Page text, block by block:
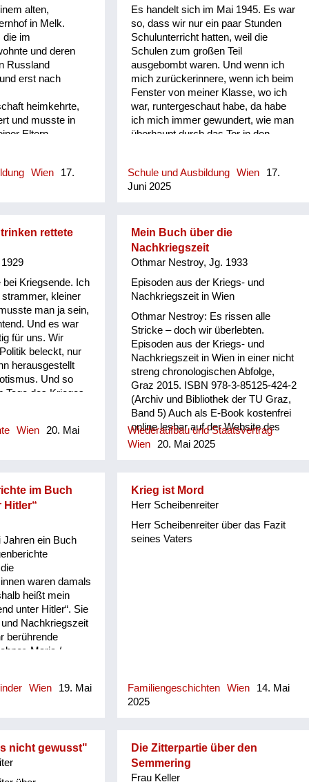
gesagt, na
Papa nach
die Mama ist ja
hat mich damals
weil ich hatte
alten Vater zu
eingezogen
Und da muss ich
diese Mütter,
waren wahre,
Unter Militärkommando war er fünf
Jahre lang unterwegs in Italien,
Frankreich, Belgien, Ungarn bis vor
Stalingrad, um dort von
Granatsplittern niedergestreckt zu
werden. Sein Auftrag: Vieh zu
arisieren und daraus Gulasch zu
kochen. Die Erinnerung an
Bäuerinnen, die ihre einzige Kuh
festhielten und sich mitschleifen
Bitten, erschütternden Klagen,
hallten in seinem Ohr. Nach Ende
stieg er vom Rad, öffnete ein Tor und
b...
alten,
in Melk.
die im
und deren
Russland
erst nach
heimkehrte,
und musste in
Eltern
schon die
Letztendlich war
bezog das
sprach perfekt
sich gut mit der
immer nur
war sehr
abwesend. Es
der
Zeit waren
unserem Garten
der Küche
Station bei
unserem Garten
In diesem
Wien
17.
Es handelt sich im Mai 1945. Es war
so, dass wir nur ein paar Stunden
Schulunterricht hatten, weil die
Schulen zum großen Teil
ausgebombt waren. Und wenn ich
mich zurückerinnere, wenn ich beim
Fenster von meiner Klasse, wo ich
war, runtergeschaut habe, da habe
ich mich immer gewundert, wie man
überhaupt durch das Tor in den
angeräumt, wie der vierte Stock
meiner Schule war.
Schule und Ausbildung Wien
17.
Juni 2025
rettete
bei Kriegsende. Ich
strammer, kleiner
man ja sein,
Und es war
für uns. Wir
beleckt, nur
herausgestellt
Und so
Tage des Krieges
Beispiel in der
zwei
eine hübsche
als ich. Sie war
die beiden
das damit
machen. Also
ich erinnere
getrunken zu
aus
Wodka für
für meine
Ex getrunken.
Wien
20. Mai
Mein Buch über die
Nachkriegszeit
Othmar Nestroy, Jg. 1933
Episoden aus der Kriegs- und
Nachkriegszeit in Wien
Othmar Nestroy: Es rissen alle
Stricke – doch wir überlebten.
Episoden aus der Kriegs- und
Nachkriegszeit in Wien in einer nicht
streng chronologischen Abfolge,
Graz 2015. ISBN 978-3-85125-424-2
(Archiv und Bibliothek der TU Graz,
Band 5) Auch als E-Book kostenfrei
online lesbar auf der Website des
Verlags der Technischen Universität
Wiederaufbau und Staatsvertrag
Wien
20. Mai 2025
im Buch
Hitler“
Jahren ein Buch
waren damals
heißt mein
unter Hitler“. Sie
Nachkriegszeit
berührende
Maria /
2021 Das ist
hab und auch
dass sie
Wien
19. Mai
Krieg ist Mord
Herr Scheibenreiter
Herr Scheibenreiter über das Fazit
seines Vaters
Familiengeschichten Wien
14. Mai
2025
nicht gewusst"
Die Zitterpartie über den
Semmering
Frau Keller